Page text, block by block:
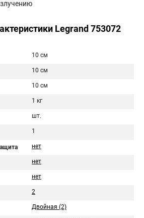
Legrand 753072
10 см
10 см
10 см
1 кг
шт.
1
нет
нет
нет
2
Двойная (2)